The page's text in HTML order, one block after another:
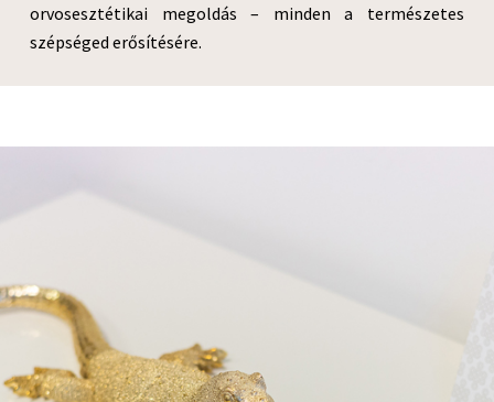
orvosesztétikai megoldás – minden a természetes
szépséged erősítésére.